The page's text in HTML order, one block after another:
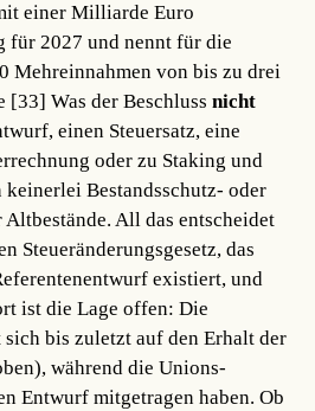
einer Milliarde Euro
für 2027 und nennt für die
Mehreinnahmen von bis zu drei
[33] Was der Beschlussnicht
einen Steuersatz, eine
oder zu Staking und
Bestandsschutz- oder
All das entscheidet
Steueränderungsgesetz, das
existiert, und
ist die Lage offen: Die
bis zuletzt auf den Erhalt der
während die Unions-
Entwurf mitgetragen haben. Ob